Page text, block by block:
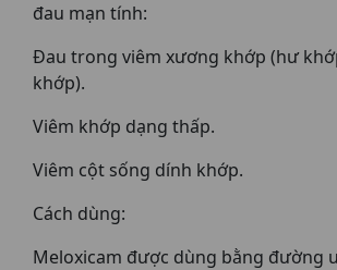
đau mạn tính:
Đau trong viêm xương khớp (hư
khớp).
Viêm khớp dạng thấp.
Viêm cột sống dính khớp.
Cách dùng:
Meloxicam được dùng bằng đường